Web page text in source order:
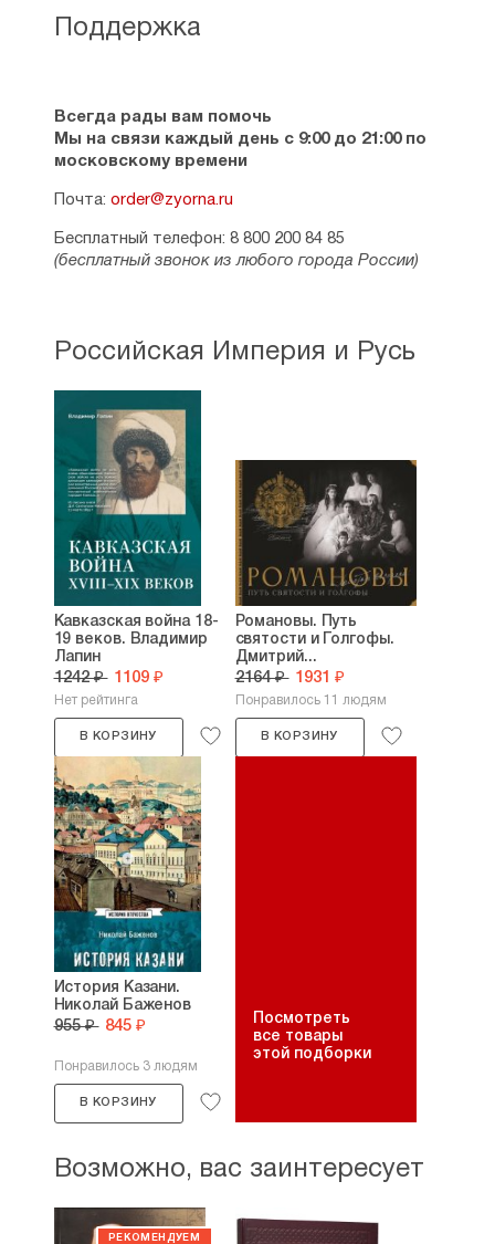
Поддержка
Всегда рады вам помочь
Мы на связи каждый день с 9:00 до 21:00 по
московскому времени
Почта: order@zyorna.ru
Бесплатный телефон: 8 800 200 84 85
(бесплатный звонок из любого города России)
Российская Империя и Русь
Кавказская война 18-
19 веков. Владимир
Лапин
1242 ₽ 1109 ₽
Нет рейтинга
В КОРЗИНУ
Романовы. Путь
святости и Голгофы.
Дмитрий...
2164 ₽ 1931 ₽
Понравилось 11 людям
В КОРЗИНУ
История Казани.
Николай Баженов
955 ₽ 845 ₽
Понравилось 3 людям
В КОРЗИНУ
Посмотреть
все товары
этой подборки
Возможно, вас заинтересует